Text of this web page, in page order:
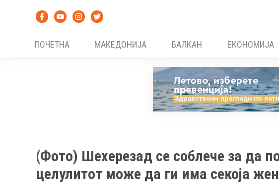
ПОЧЕТНА
МАКЕДОНИЈА БАЛКАН ЕКОНОМИЈА
(Фото) Шехерезад се соблече за да
целулитот може да ги има секоја